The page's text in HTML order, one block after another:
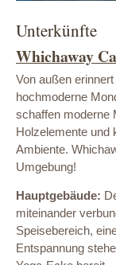
Unterkünfte
Whichaway
Von außen
hochmoderne
schaffen moderne
Holzelemente und
Ambiente.
Umgebung!
Hauptgebäude:
miteinander
Speisebereich,
Entspannung